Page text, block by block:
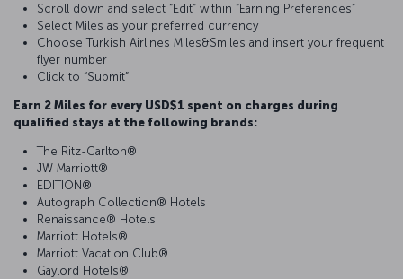
Scroll down and select “Edit” within “Earning Preferences”
Select Miles as your preferred currency
Choose Turkish Airlines Miles&Smiles and insert your frequent
flyer number
Click to “Submit”
Earn 2 Miles for every USD$1 spent on charges during
qualified stays at the following brands:
The Ritz-Carlton®
JW Marriott®
EDITION®
Autograph Collection® Hotels
Renaissance® Hotels
Marriott Hotels®
Marriott Vacation Club®
Gaylord Hotels®